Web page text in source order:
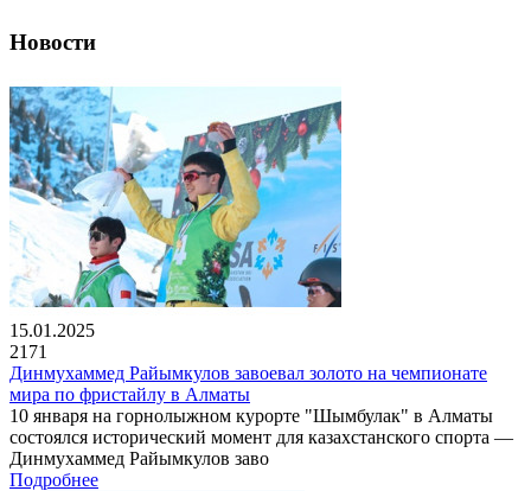
Новости
15.01.2025
2171
Динмухаммед Райымкулов завоевал золото на чемпионате
мира по фристайлу в Алматы
10 января на горнолыжном курорте "Шымбулак" в Алматы
состоялся исторический момент для казахстанского спорта —
Динмухаммед Райымкулов заво
Подробнее